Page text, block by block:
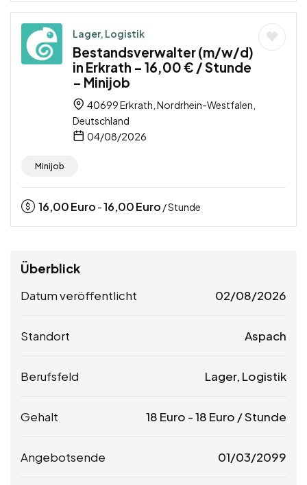
Lager, Logistik
Bestandsverwalter (m/w/d)
in Erkrath – 16,00 € / Stunde
– Minijob
40699 Erkrath, Nordrhein-Westfalen,
Deutschland
04/08/2026
Minijob
16,00Euro -16,00Euro / Stunde
Überblick
Datum veröffentlicht 02/08/2026
Standort Aspach
Berufsfeld Lager, Logistik
Gehalt 18 Euro -18 Euro / Stunde
Angebotsende 01/03/2099